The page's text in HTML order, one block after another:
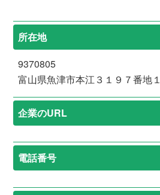
所在地
9370805
富山県魚津市本江３１９７番地１
企業のURL
電話番号